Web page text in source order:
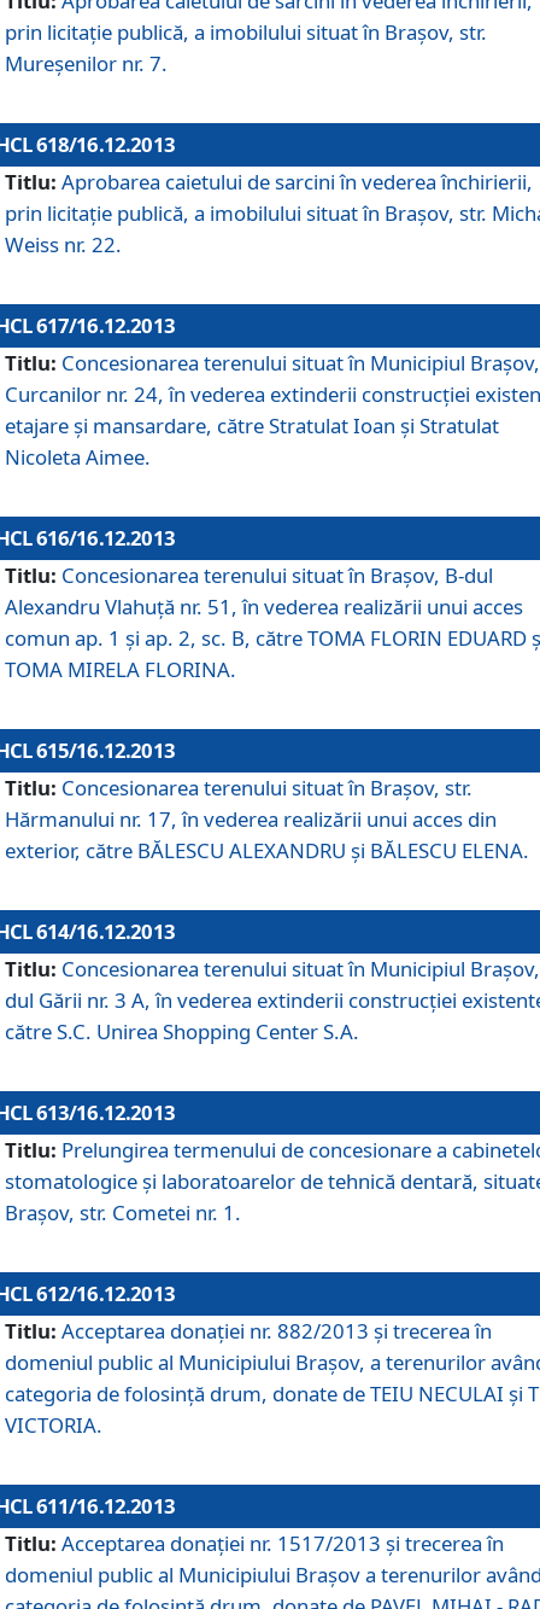
prin licitaţie publică, a imobilului situat în Braşov, str.
Mureşenilor nr. 7.
618/16.12.2013
Titlu: Aprobarea caietului de sarcini în vederea închirierii,
prin licitaţie publică, a imobilului situat în Braşov, str.
Weiss nr. 22.
617/16.12.2013
Titlu: Concesionarea terenului situat în Municipiul
Curcanilor nr. 24, în vederea extinderii construcţiei
etajare şi mansardare, către Stratulat Ioan şi Stratulat
Nicoleta Aimee.
616/16.12.2013
Titlu: Concesionarea terenului situat în Braşov, B-dul
Alexandru Vlahuţă nr. 51, în vederea realizării unui acces
comun ap. 1 şi ap. 2, sc. B, către TOMA FLORIN EDUARD
TOMA MIRELA FLORINA.
615/16.12.2013
Titlu: Concesionarea terenului situat în Braşov, str.
Hărmanului nr. 17, în vederea realizării unui acces din
exterior, către BĂLESCU ALEXANDRU şi BĂLESCU ELENA.
614/16.12.2013
Titlu: Concesionarea terenului situat în Municipiul
dul Gării nr. 3 A, în vederea extinderii construcţiei
către S.C. Unirea Shopping Center S.A.
613/16.12.2013
Titlu: Prelungirea termenului de concesionare a
stomatologice şi laboratoarelor de tehnică dentară,
Braşov, str. Cometei nr. 1.
612/16.12.2013
Titlu: Acceptarea donaţiei nr. 882/2013 şi trecerea în
domeniul public al Municipiului Braşov, a terenurilor
categoria de folosinţă drum, donate de TEIU NECULAI şi
VICTORIA.
611/16.12.2013
Titlu: Acceptarea donaţiei nr. 1517/2013 şi trecerea în
domeniul public al Municipiului Braşov a terenurilor